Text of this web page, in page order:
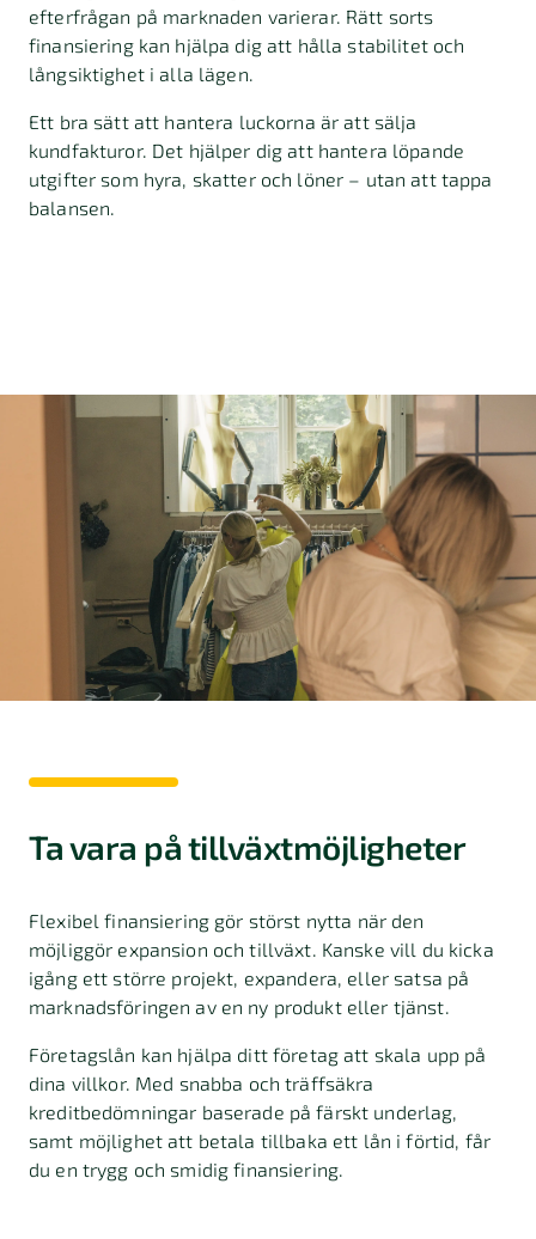
efterfrågan på marknaden varierar. Rätt sorts
finansiering kan hjälpa dig att hålla stabilitet och
långsiktighet i alla lägen.
Ett bra sätt att hantera luckorna är att sälja
kundfakturor. Det hjälper dig att hantera löpande
utgifter som hyra, skatter och löner – utan att tappa
balansen.
Ta vara på tillväxtmöjligheter
Flexibel finansiering gör störst nytta när den
möjliggör expansion och tillväxt. Kanske vill du kicka
igång ett större projekt, expandera, eller satsa på
marknadsföringen av en ny produkt eller tjänst.
Företagslån kan hjälpa ditt företag att skala upp på
dina villkor. Med snabba och träffsäkra
kreditbedömningar baserade på färskt underlag,
samt möjlighet att betala tillbaka ett lån i förtid, får
du en trygg och smidig finansiering.